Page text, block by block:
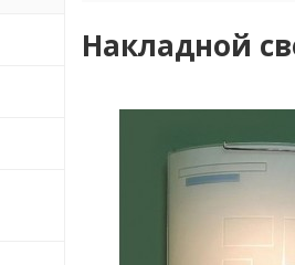
Накладной